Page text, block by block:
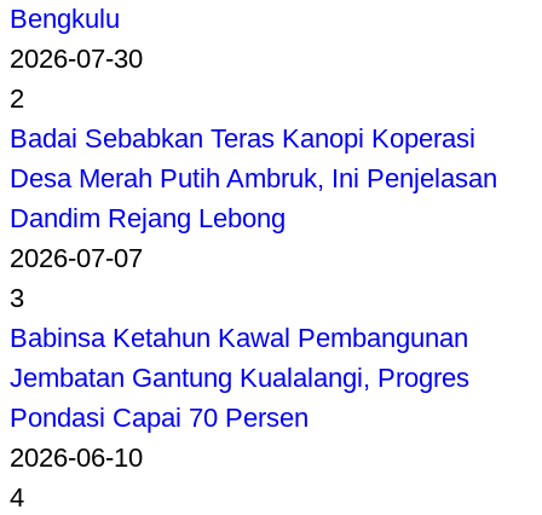
Bengkulu
2026-07-30
2
Badai Sebabkan Teras Kanopi Koperasi
Desa Merah Putih Ambruk, Ini Penjelasan
Dandim Rejang Lebong
2026-07-07
3
Babinsa Ketahun Kawal Pembangunan
Jembatan Gantung Kualalangi, Progres
Pondasi Capai 70 Persen
2026-06-10
4